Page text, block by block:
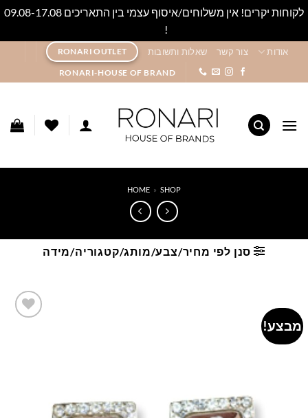
לקוחות יקרים! אין משלוחים/איסוף עצמי בין התאריכים 09.08-17.08
!
content
אודות צור קשר שאלות ותשובות RONARI OUTLET
RONARI-HOUSE OF BRAND
HOME » SHOP
סנן לפי מחיר/צבע/מותג/קטגוריה/מידה
מבצע!